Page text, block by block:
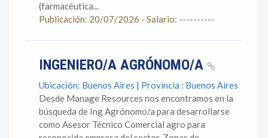
(farmacéutica...
Publicación: 20/07/2026 - Salario: ----------
INGENIERO/A AGRÓNOMO/A
Ubicación: Buenos Aires | Provincia : Buenos Aires
Desde Manage Resources nos encontramos en la
búsqueda de Ing Agrónomo/a para desarrollarse
como Asesor Técnico Comercial agro para